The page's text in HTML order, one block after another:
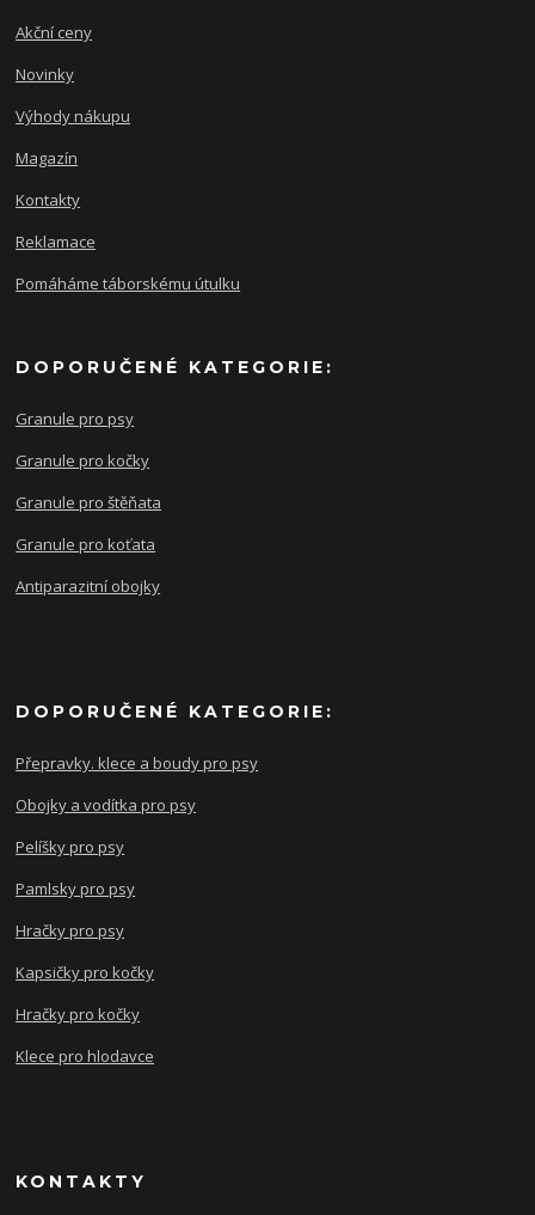
Akční ceny
Novinky
Výhody nákupu
Magazín
Kontakty
Reklamace
Pomáháme táborskému útulku
DOPORUČENÉ KATEGORIE:
Granule pro psy
Granule pro kočky
Granule pro štěňata
Granule pro koťata
Antiparazitní obojky
DOPORUČENÉ KATEGORIE:
Přepravky. klece a boudy pro psy
Obojky a vodítka pro psy
Pelíšky pro psy
Pamlsky pro psy
Hračky pro psy
Kapsičky pro kočky
Hračky pro kočky
Klece pro hlodavce
KONTAKTY